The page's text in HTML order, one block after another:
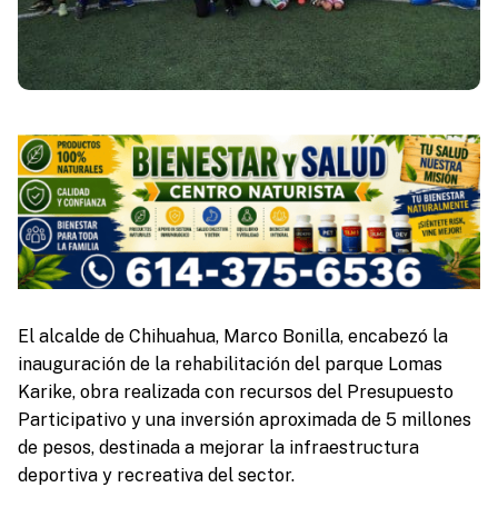
El alcalde de Chihuahua, Marco Bonilla, encabezó la
inauguración de la rehabilitación del parque Lomas
Karike, obra realizada con recursos del Presupuesto
Participativo y una inversión aproximada de 5 millones
de pesos, destinada a mejorar la infraestructura
deportiva y recreativa del sector.